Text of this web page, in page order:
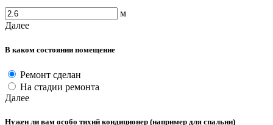
м
Далее
В каком состоянии помещение
Ремонт сделан
На стадии ремонта
Далее
Нужен ли вам особо тихий кондиционер (например для спальни)